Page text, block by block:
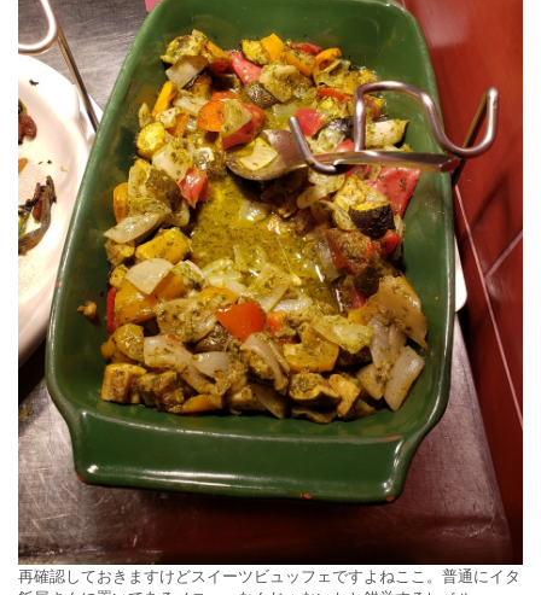
再確認しておきますけどスイーツビュッフェですよねここ。普通にイタ